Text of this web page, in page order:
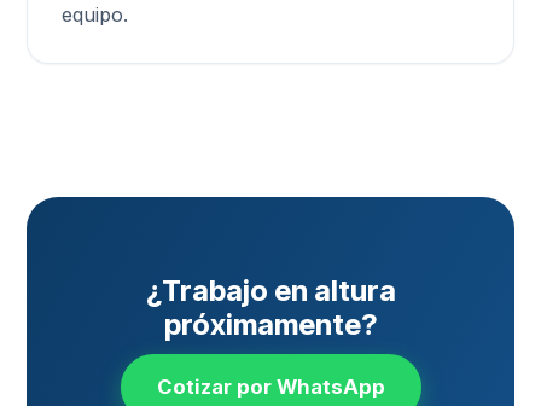
equipo.
¿Trabajo en altura
próximamente?
Cotizar por WhatsApp